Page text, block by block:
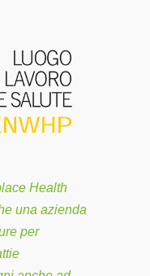
Health
una azienda
per